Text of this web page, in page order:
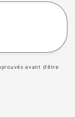
avant d'être